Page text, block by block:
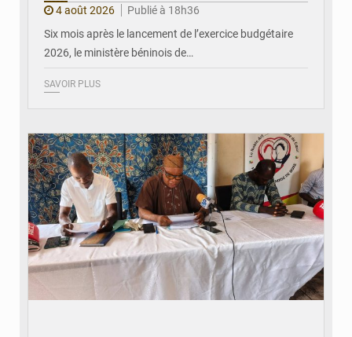
4 août 2026
Publié à 18h36
Six mois après le lancement de l’exercice budgétaire
2026, le ministère béninois de…
SAVOIR PLUS